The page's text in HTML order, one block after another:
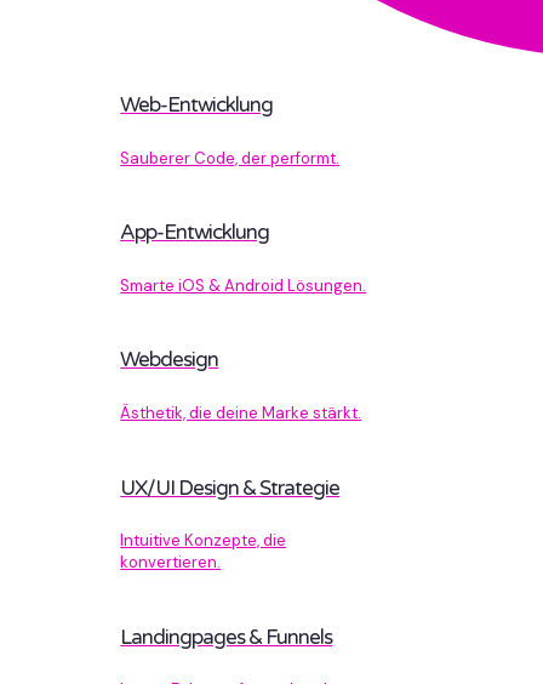
Web-Entwicklung
Sauberer Code, der performt.
App-Entwicklung
Smarte iOS & Android Lösungen.
Webdesign
Ästhetik, die deine Marke stärkt.
UX/UI Design & Strategie
Intuitive Konzepte, die
konvertieren.
Landingpages & Funnels